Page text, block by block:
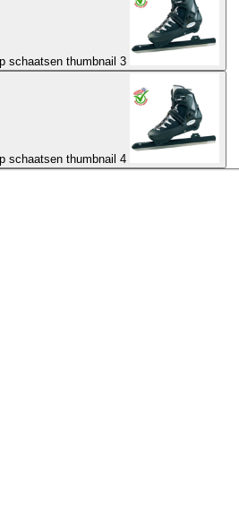
Zandstra Semi Soft Ving klap schaatsen thumbnail 3
Zandstra Semi Soft Ving klap schaatsen thumbnail 4